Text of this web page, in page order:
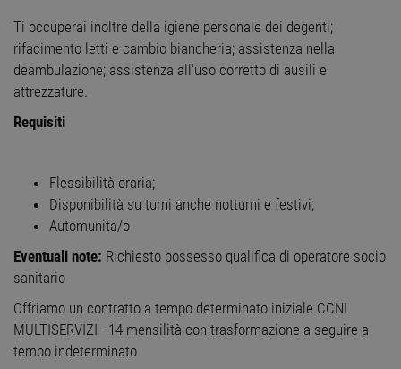
Ti occuperai inoltre della igiene personale dei degenti;
rifacimento letti e cambio biancheria; assistenza nella
deambulazione; assistenza all'uso corretto di ausili e
attrezzature.
Requisiti
Flessibilità oraria;
Disponibilità su turni anche notturni e festivi;
Automunita/o
Eventuali note: Richiesto possesso qualifica di operatore socio
sanitario
Offriamo un contratto a tempo determinato iniziale CCNL
MULTISERVIZI - 14 mensilità con trasformazione a seguire a
tempo indeterminato